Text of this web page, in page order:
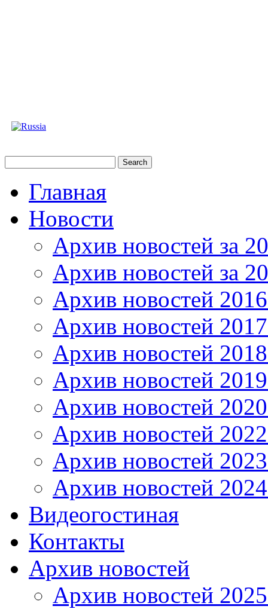
Главная
Новости
Архив новостей за
Архив новостей за
Архив новостей
Архив новостей
Архив новостей
Архив новостей
Архив новостей
Архив новостей
Архив новостей
Архив новостей
Видеогостиная
Контакты
Архив новостей
Архив новостей